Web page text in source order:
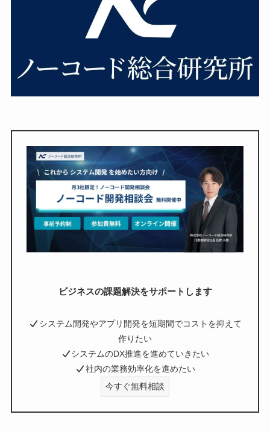
ビジネスの課題解決をサポートします
システム開発やアプリ開発を短期間でコストを抑えて
作りたい
システムのDX推進を進めていきたい
社内の業務効率化を進めたい
今すぐ無料相談